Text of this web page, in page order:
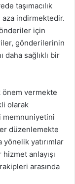
taşımacılık
indirmektedir.
için
gönderilerinin
daha sağlıklı bir
vermekte
olarak
memnuniyetini
düzenlemekte
yönelik yatırımlar
anlayışı
arasında